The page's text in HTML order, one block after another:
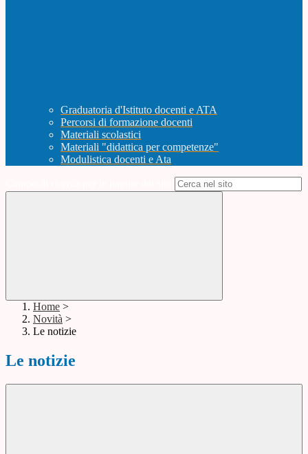
Graduatoria d'Istituto docenti e ATA
Percorsi di formazione docenti
Materiali scolastici
Materiali "didattica per competenze"
Modulistica docenti e Ata
Home >
Novità >
Le notizie
Le notizie